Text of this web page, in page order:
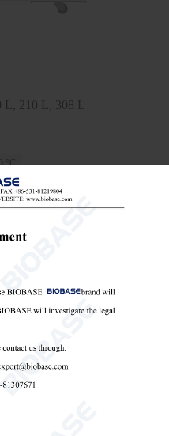
210 L, 308 L
°C